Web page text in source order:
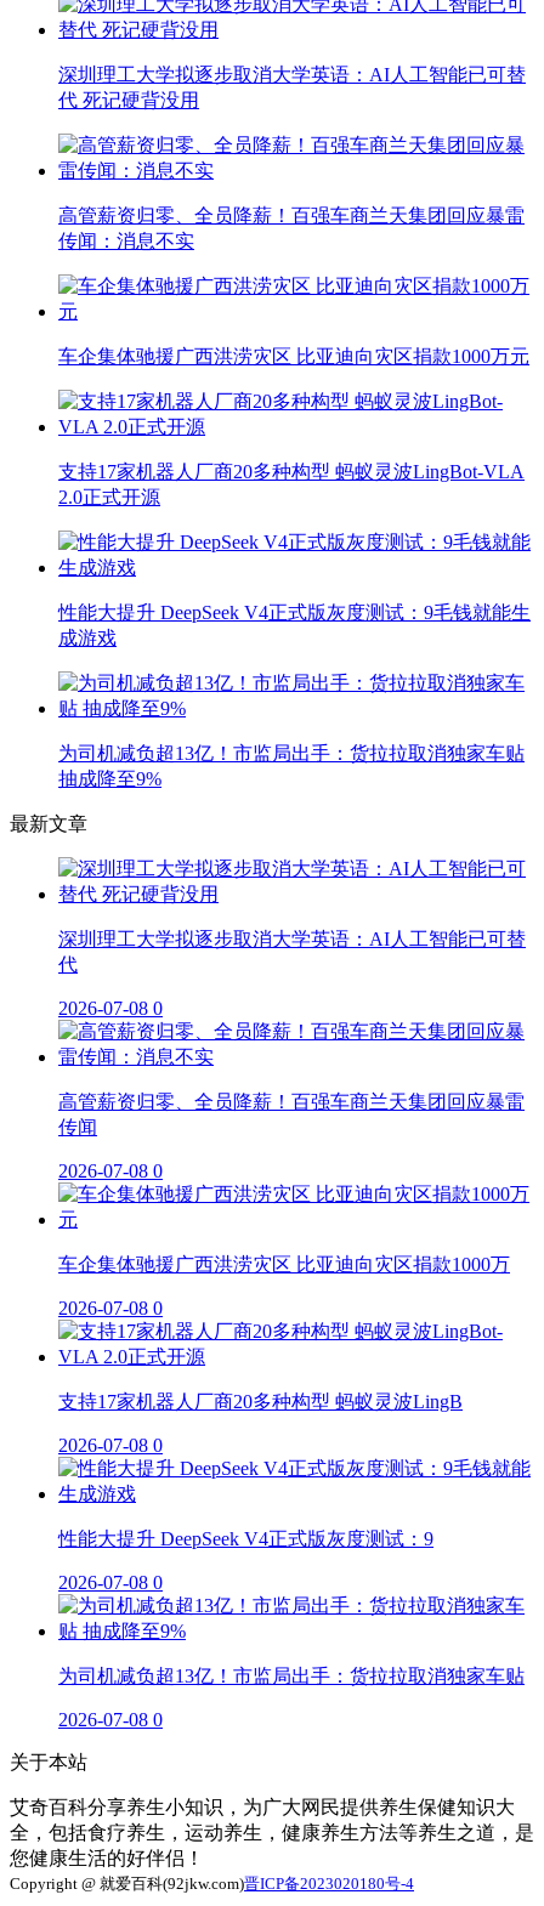
深圳理工大学拟逐步取消大学英语：AI人工智能已可替
代 死记硬背没用
高管薪资归零、全员降薪！百强车商兰天集团回应暴雷
传闻：消息不实
车企集体驰援广西洪涝灾区 比亚迪向灾区捐款1000万元
支持17家机器人厂商20多种构型 蚂蚁灵波LingBot-VLA
2.0正式开源
性能大提升 DeepSeek V4正式版灰度测试：9毛钱就能生
成游戏
为司机减负超13亿！市监局出手：货拉拉取消独家车贴
抽成降至9%
最新文章
深圳理工大学拟逐步取消大学英语：AI人工智能已可替
代
2026-07-08 0
高管薪资归零、全员降薪！百强车商兰天集团回应暴雷
传闻
2026-07-08 0
车企集体驰援广西洪涝灾区 比亚迪向灾区捐款1000万
2026-07-08 0
支持17家机器人厂商20多种构型 蚂蚁灵波LingB
2026-07-08 0
性能大提升 DeepSeek V4正式版灰度测试：9
2026-07-08 0
为司机减负超13亿！市监局出手：货拉拉取消独家车贴
2026-07-08 0
关于本站
艾奇百科分享养生小知识，为广大网民提供养生保健知识大
全，包括食疗养生，运动养生，健康养生方法等养生之道，是
您健康生活的好伴侣！
Copyright @ 就爱百科(92jkw.com)晋ICP备2023020180号-4